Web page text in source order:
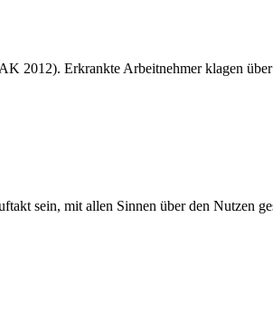
2012). Erkrankte Arbeitnehmer klagen
sein, mit allen Sinnen über den Nutzen